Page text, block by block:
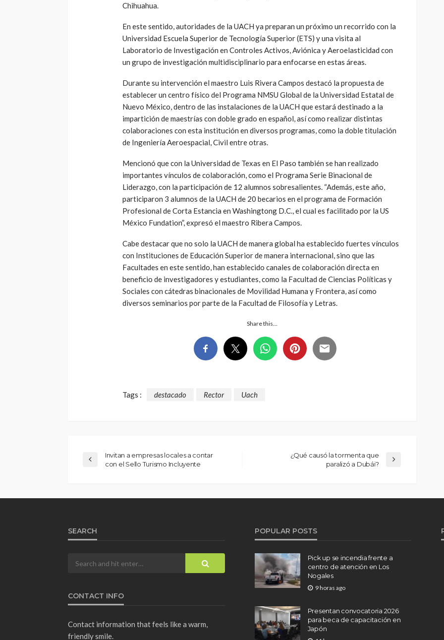
Chihuahua.
En este sentido, autoridades de la UACH ya preparan un próximo un recorrido con la
Universidad Escuela Superior de Tecnología Superior (ETS) y una visita al
Laboratorio de Investigación en Controles Activos, Aviónica y Aeroelasticidad con
un grupo de investigación multidisciplinario para enfocarse en estas áreas.
Durante su intervención el maestro Luis Rivera Campos destacó la propuesta de
establecer un centro físico del Programa NMSU Global de la Universidad Estatal de
Nuevo México, dentro de las instalaciones de la UACH que estará destinado a la
impartición de maestrías con doble grado en español, así como realizar distintas
colaboraciones con esta institución en diversos programas, como la doble titulación
de Ingeniería Aeroespacial, Civil entre otras.
Mencionó que con la Universidad de Texas en El Paso también se han realizado
importantes vínculos de colaboración, como el Programa Serie Binacional de
Liderazgo, con la participación de 12 alumnos sobresalientes. “Además, este año,
participaron 3 alumnos de la UACH de 20 becarios en el programa de Formación
Profesional de Corta Estancia en Washingtong D.C., el cual es facilitado por la US
México Fundation”, expresó el maestro Ribera Campos.
Cabe destacar que no solo la UACH de manera global ha establecido fuertes vínculos
con Instituciones de Educación Superior de manera internacional, sino que las
Facultades en este sentido, han establecido canales de colaboración directa en
beneficio de investigadores y estudiantes, como la Facultad de Ciencias Políticas y
Sociales con cátedras binacionales de Movilidad Humana y Frontera, así como
diversos seminarios por parte de la Facultad de Filosofía y Letras.
Share this…
Tags : destacado Rector Uach
Invitan a empresas locales a contar
con el Sello Turismo Incluyente
¿Qué causó la tormenta que
paralizó a Dubái?
SEARCH
CONTACT INFO
Contact information that feels like a warm,
friendly smile.
POPULAR POSTS
Pick up se incendia frente a
centro de atención en Los
Nogales
9 horas ago
Presentan convocatoria 2026
para beca de capacitación en
Japón